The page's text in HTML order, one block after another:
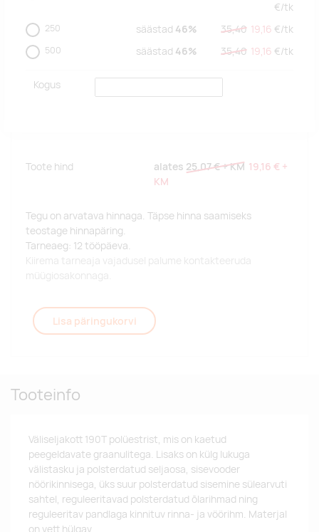
€/tk
250 säästad 46% 35,40 19,16 €/tk
500 säästad 46% 35,40 19,16 €/tk
Kogus
Toote hind alates 25,07 €+ KM 19,16 € +
KM
Tegu on arvatava hinnaga. Täpse hinna saamiseks
teostage hinnapäring.
Tarneaeg: 12 tööpäeva.
Kiirema tarneaja vajadusel palume kontakteeruda
müügiosakonnaga.
Lisa päringukorvi
Tooteinfo
Väliseljakott 190T polüestrist, mis on kaetud
peegeldavate graanulitega. Lisaks on külg lukuga
välistasku ja polsterdatud seljaosa, sisevooder
nöörikinnisega, üks suur polsterdatud sisemine sülearvuti
sahtel, reguleeritavad polsterdatud õlarihmad ning
reguleeritav pandlaga kinnituv rinna- ja vöörihm. Materjal
on vett hülgav.